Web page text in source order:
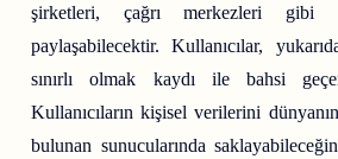
şirketleri, çağrı merkezleri
paylaşabilecektir. Kullanıcılar,
sınırlı olmak kaydı ile bahsi
Kullanıcıların kişisel verilerini
bulunan sunucularında